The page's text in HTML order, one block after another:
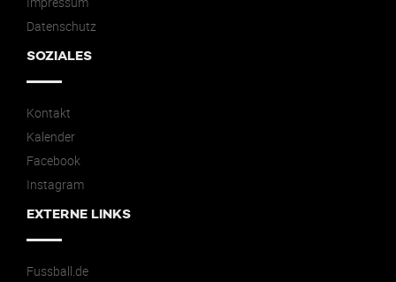
Datenschutz
SOZIALES
Kontakt
Kalender
Facebook
Instagram
EXTERNE LINKS
Fussball.de